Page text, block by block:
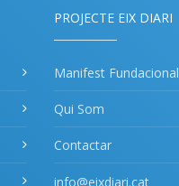
PROJECTE EIX DIARI
Manifest Fundacional
Qui Som
Contactar
info@eixdiari.cat